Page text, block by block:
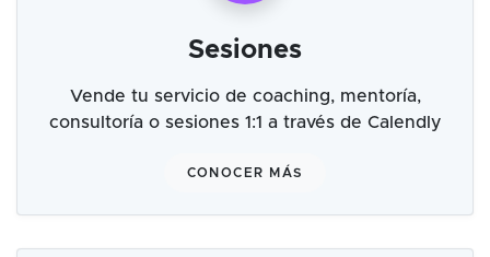
Sesiones
Vende tu servicio de coaching, mentoría,
consultoría o sesiones 1:1 a través de Calendly
CONOCER MÁS